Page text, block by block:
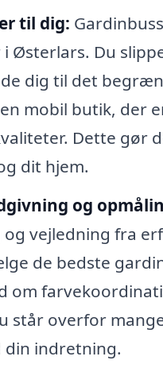
til dig:
Østerlars. Du
dig til det
mobil butik, der
Dette gør
dit hjem.
og
vejledning fra
de bedste
om
står overfor
indretning.